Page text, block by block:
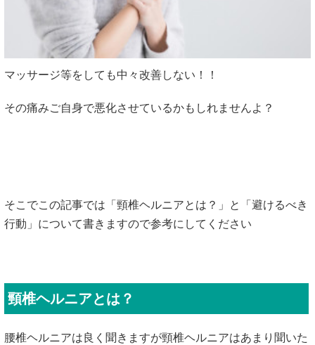
マッサージ等をしても中々改善しない！！
その痛みご自身で悪化させているかもしれませんよ？
そこでこの記事では「頸椎ヘルニアとは？」と「避けるべき
行動」について書きますので参考にしてください
頸椎ヘルニアとは？
腰椎ヘルニアは良く聞きますが頸椎ヘルニアはあまり聞いた